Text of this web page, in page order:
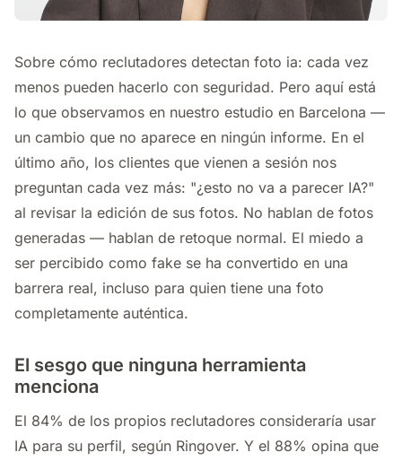
Sobre cómo reclutadores detectan foto ia: cada vez
menos pueden hacerlo con seguridad. Pero aquí está
lo que observamos en nuestro estudio en Barcelona —
un cambio que no aparece en ningún informe. En el
último año, los clientes que vienen a sesión nos
preguntan cada vez más: "¿esto no va a parecer IA?"
al revisar la edición de sus fotos. No hablan de fotos
generadas — hablan de retoque normal. El miedo a
ser percibido como fake se ha convertido en una
barrera real, incluso para quien tiene una foto
completamente auténtica.
El sesgo que ninguna herramienta
menciona
El 84% de los propios reclutadores consideraría usar
IA para su perfil, según Ringover. Y el 88% opina que